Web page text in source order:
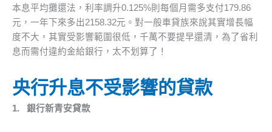
本息平均攤還法，利率調升0.125%則每個月需多支付179.86
元，一年下來多出2158.32元。對一般車貸族來說其實增長幅
度不大，其實受影響範圍很低，千萬不要提早還清，為了省利
息而需付違約金給銀行，太不划算了！
央行升息不受影響的貸款
1. 銀行新青安貸款